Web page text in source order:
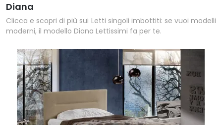
Diana
Clicca e scopri di più sui Letti singoli imbottiti: se vuoi modelli
moderni, il modello Diana Lettissimi fa per te.